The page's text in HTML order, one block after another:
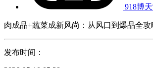
918博
肉成品+蔬菜成新风尚：从风口到爆品全攻
发布时间：